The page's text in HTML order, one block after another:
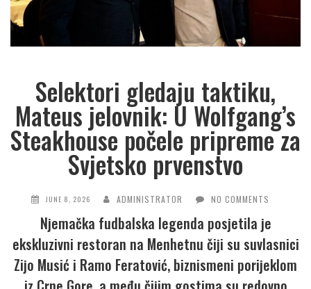
Selektori gledaju taktiku,
Mateus jelovnik: U Wolfgang’s
Steakhouse počele pripreme za
Svjetsko prvenstvo
JUNE 8, 2026 ADMINISTRATOR NO COMMENTS
Njemačka fudbalska legenda posjetila je
ekskluzivni restoran na Menhetnu čiji su suvlasnici
Zijo Musić i Ramo Feratović, biznismeni porijeklom